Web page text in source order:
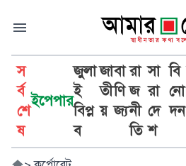
স
র্ব
শে
ষ
ইপেপার
জুলা
ই
বিপ্ল
ব
জা
তী
য়
বা
ণি
জ্য
রা
জ
নী
তি
সা
রা
দে
শ
বি
নো
দন